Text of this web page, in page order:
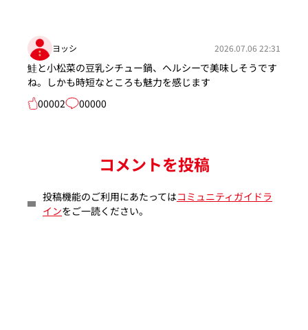
ヨッシ 2026.07.06 22:31
鮭と小松菜の豆乳シチュー鍋、ヘルシーで美味しそうです
ね。しかも時短なところも魅力を感じます
00002
00000
コメントを投稿
投稿機能のご利用にあたってはコミュニティガイドラ
インをご一読ください。